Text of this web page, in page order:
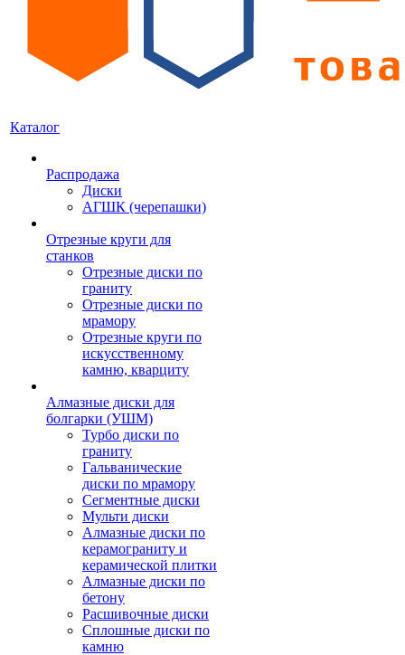
Каталог
Распродажа
Диски
АГШК (черепашки)
Отрезные круги для
станков
Отрезные диски по
граниту
Отрезные диски по
мрамору
Отрезные круги по
искусственному
камню, кварциту
Алмазные диски для
болгарки (УШМ)
Турбо диски по
граниту
Гальванические
диски по мрамору
Сегментные диски
Мульти диски
Алмазные диски по
керамограниту и
керамической плитки
Алмазные диски по
бетону
Расшивочные диски
Сплошные диски по
камню